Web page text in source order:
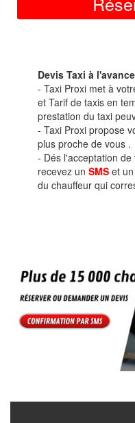
Devis Taxi à
- Taxi Proxi met à
et Tarif de taxis en
prestation du taxi
- Taxi Proxi propose
plus proche de vous .
- Dés l'acceptation
recevez un SMS et un
du chauffeur qui